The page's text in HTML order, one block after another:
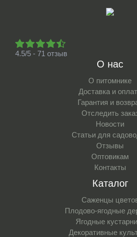
4.5/5 - 71 отзыв
О нас
О питомнике
Доставка и
Гарантия и
Отследить
Новости
Статьи для
Отзывы
Оптовикам
Контакты
Каталог
Саженцы
Плодово-ягодные
Ягодные
Декоративные